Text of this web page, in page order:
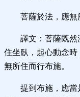
菩薩於法，應無
譯文：菩薩既
住坐臥，起心動念
無所住而行布施。
提到布施，應